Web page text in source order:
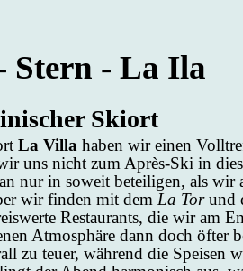
Stern - La Ila
Skiort
La Vil­la ha­ben wir ei­nen
uns nicht zum Après-Ski in
nur in so­weit be­tei­li­gen, als wir
wir fin­den mit dem La Torund
Re­stau­rants, die wir am
At­mo­sphä­re dann doch öf­ter
zu teu­er, wäh­rend die Spei­sen